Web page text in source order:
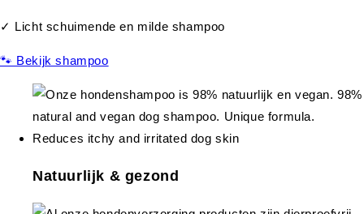
✓ Licht schuimende en milde shampoo
🐾 Bekijk shampoo
Natuurlijk & gezond